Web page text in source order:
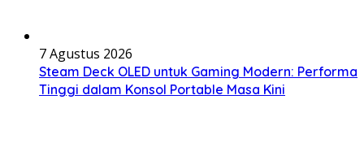
7 Agustus 2026
Steam Deck OLED untuk Gaming Modern: Performa
Tinggi dalam Konsol Portable Masa Kini